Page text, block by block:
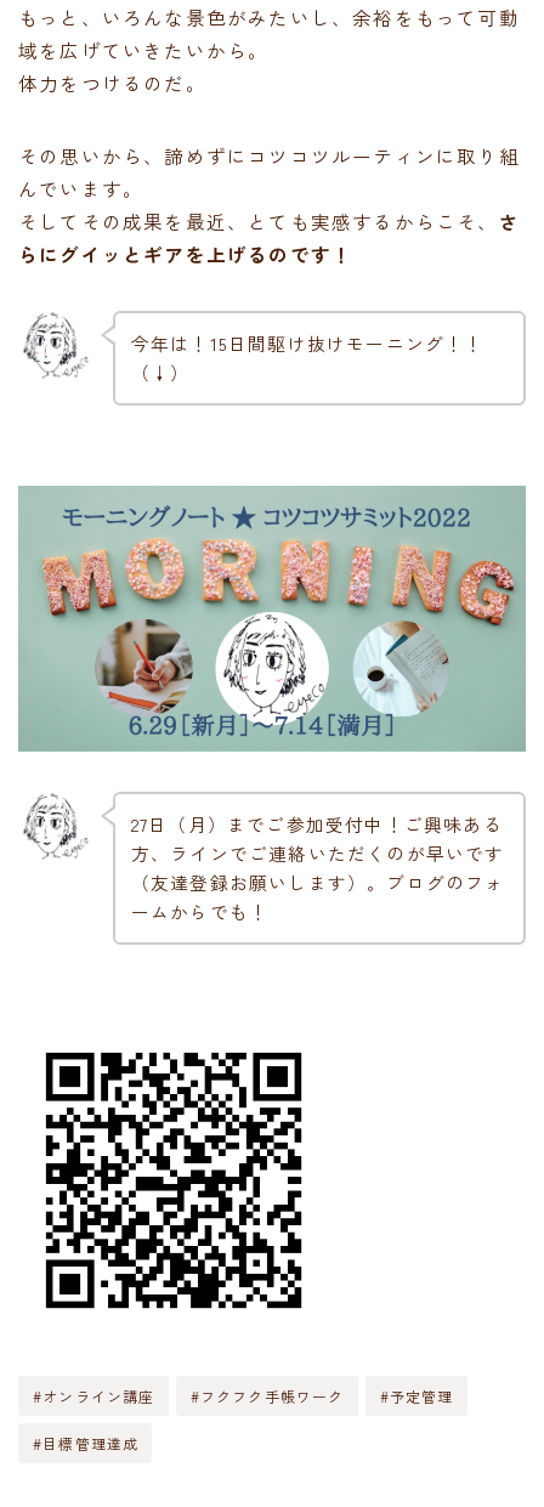
もっと、いろんな景色がみたいし、余裕をもって可動
域を広げていきたいから。
体力をつけるのだ。
その思いから、諦めずにコツコツルーティンに取り組
んでいます。
そしてその成果を最近、とても実感するからこそ、 さ
らにグイッとギアを上げるのです！
今年は！15日間駆け抜けモーニング！！
（↓）
27日（月）までご参加受付中！ご興味ある
方、ラインでご連絡いただくのが早いです
（友達登録お願いします）。ブログのフォ
ームからでも！
#オンライン講座 #フクフク手帳ワーク #予定管理
#目標管理達成